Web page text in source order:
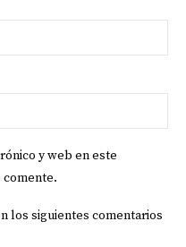
y web en este
comente.
los siguientes comentarios